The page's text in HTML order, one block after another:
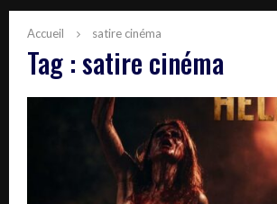
Accueil satire cinéma
Tag : satire cinéma